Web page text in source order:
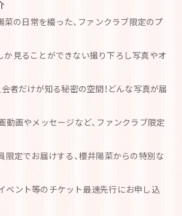
の日常を綴った、ファンクラブ限定のプ
か見ることができない撮り下ろし写真やオ
者だけが知る秘密の空間！どんな写真が届
画やメッセージなど、ファンクラブ限定
定でお届けする、櫻井陽菜からの特別な
ベント等のチケット最速先行にお申し込